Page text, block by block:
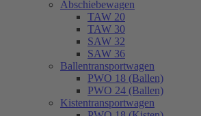
Abschiebewagen
TAW 20
TAW 30
SAW 32
SAW 36
Ballentransportwagen
PWO 18 (Ballen)
PWO 24 (Ballen)
Kistentransportwagen